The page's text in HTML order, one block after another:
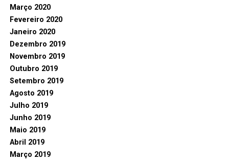
Março 2020
Fevereiro 2020
Janeiro 2020
Dezembro 2019
Novembro 2019
Outubro 2019
Setembro 2019
Agosto 2019
Julho 2019
Junho 2019
Maio 2019
Abril 2019
Março 2019